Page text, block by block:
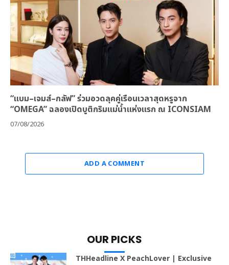
“แบม–เจมส์–กลัฟ” ร่วมอวดลุคคู่เรือนเวลาสุดหรูจาก
“OMEGA” ฉลองเปิดบูติกริมแม่น้ำแห่งแรก ณ ICONSIAM
07/08/2026
ADD A COMMENT
OUR PICKS
THHeadline X PeachLover | Exclusive